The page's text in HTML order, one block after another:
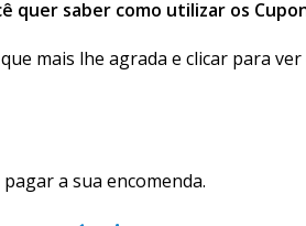
quer saber como utilizar os
mais lhe agrada e clicar para
a sua encomenda.